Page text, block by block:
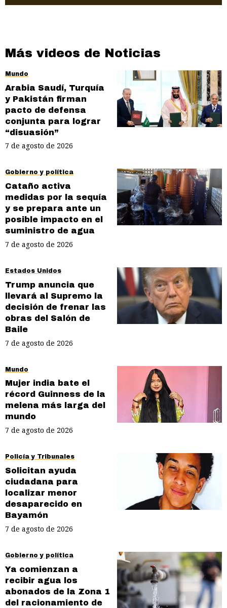
Más videos de Noticias
Mundo
Arabia Saudí, Turquía
y Pakistán firman
pacto de defensa
conjunta para lograr
“disuasión”
7 de agosto de 2026
Gobierno y política
Cataño activa
medidas por la sequía
y se prepara ante un
posible impacto en el
suministro de agua
7 de agosto de 2026
Estados Unidos
Trump anuncia que
llevará al Supremo la
decisión de frenar las
obras del Salón de
Baile
7 de agosto de 2026
Mundo
Mujer india bate el
récord Guinness de la
melena más larga del
mundo
7 de agosto de 2026
Policía y Tribunales
Solicitan ayuda
ciudadana para
localizar menor
desaparecido en
Bayamón
7 de agosto de 2026
Gobierno y política
Ya comienzan a
recibir agua los
abonados de la Zona 1
del racionamiento de